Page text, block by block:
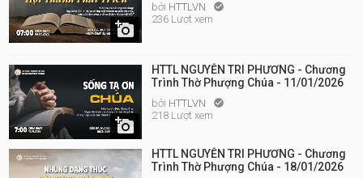

bởi HTTLVN 
236 Lượt xem

HTTL NGUYỄN TRI PHƯƠNG - Chương
Trình Thờ Phượng Chúa - 11/01/2026
bởi HTTLVN 
218 Lượt xem
HTTL NGUYỄN TRI PHƯƠNG - Chương
Trình Thờ Phượng Chúa - 18/01/2026